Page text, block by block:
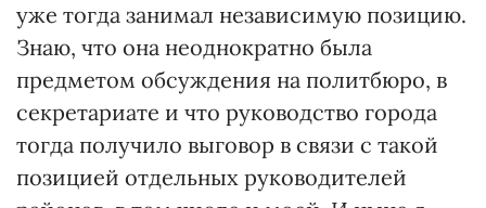
уже тогда занимал независимую позицию.
Знаю, что она неоднократно была
предметом обсуждения на политбюро, в
секретариате и что руководство города
тогда получило выговор в связи с такой
позицией отдельных руководителей